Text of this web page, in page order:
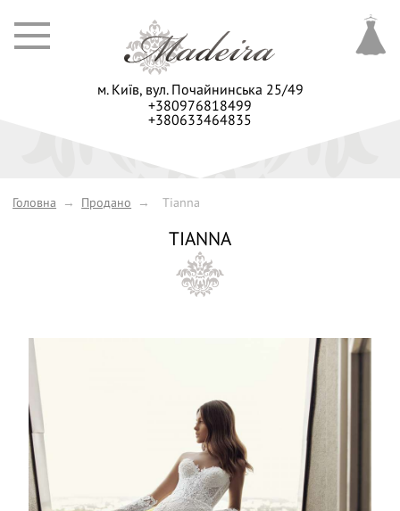
+380976818499
+380633464835
м. Київ, вул. Почайнинська 25/49
Головна → Продано → Tianna
TIANNA